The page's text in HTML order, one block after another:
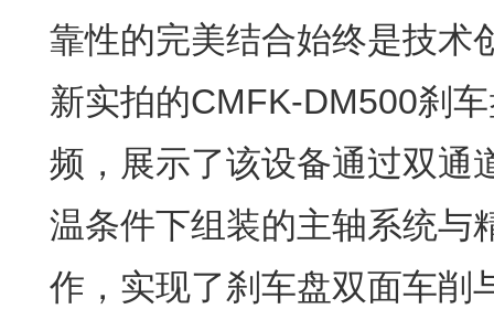
靠性的完美结合始终是技术
新实拍的CMFK-DM500刹
频，展示了该设备通过双通
温条件下组装的主轴系统与
作，实现了刹车盘双面车削